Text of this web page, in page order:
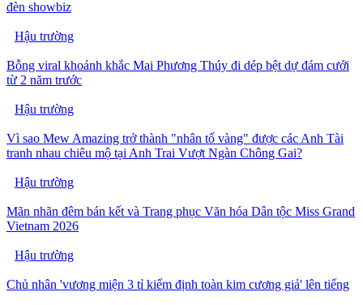
đèn showbiz
Hậu trường
Bỗng viral khoảnh khắc Mai Phương Thúy đi dép bệt dự đám cưới
từ 2 năm trước
Hậu trường
Vì sao Mew Amazing trở thành "nhân tố vàng" được các Anh Tài
tranh nhau chiêu mộ tại Anh Trai Vượt Ngàn Chông Gai?
Hậu trường
Mãn nhãn đêm bán kết và Trang phục Văn hóa Dân tộc Miss Grand
Vietnam 2026
Hậu trường
Chủ nhân 'vương miện 3 tỉ kiểm định toàn kim cương giả' lên tiếng